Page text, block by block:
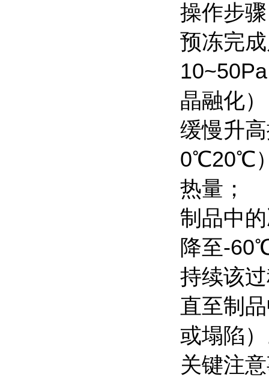
操作步
预冻完
晶融化
缓慢升
0℃20℃
热量；
制品中
降至-
持续该
直至制
或塌陷
关键注